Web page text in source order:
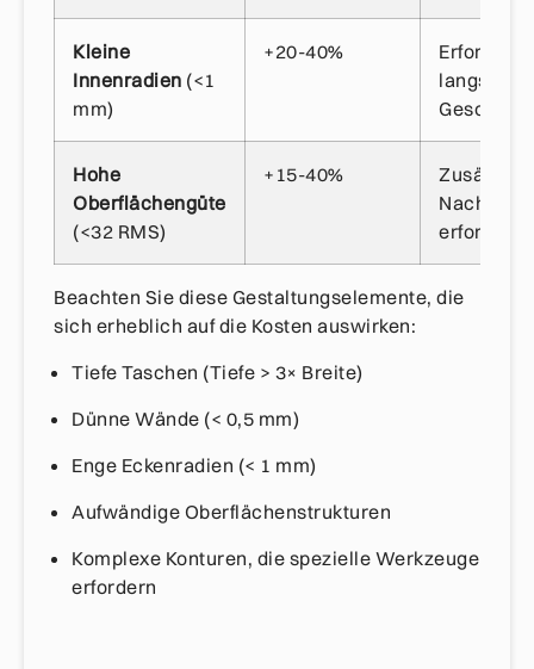
Kleine
Innenradien (<1
mm)
+20-40%
Erfordert
Hohe
Oberflächengüte
(<32 RMS)
+15-40%
Beachten Sie diese Gestaltungselemente, die
sich erheblich auf die Kosten auswirken:
Tiefe Taschen (Tiefe > 3× Breite)
Dünne Wände (< 0,5 mm)
Enge Eckenradien (< 1 mm)
Aufwändige Oberflächenstrukturen
Komplexe Konturen, die spezielle Werkzeuge
erfordern